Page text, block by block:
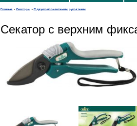
Главная » Секаторы» С двухкомпонентными рукоятками
Секатор с верхним